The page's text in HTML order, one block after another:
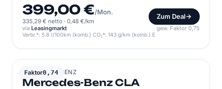
399,00 €/Mon.
335,29 € netto · 0,48 €/km
Zum Deal
via Leasingmarkt gew. Faktor 0,75
Verbr.*: 5.8 l/100km (komb.) CO₂*: 143 g/km (komb.) E
Faktor0,74
MERCEDES-BENZ
Mercedes-Benz CLA